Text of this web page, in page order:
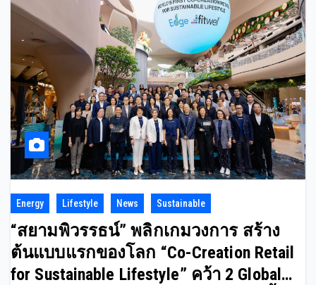
Energy Lifestyle News Sustainable
“สยามพิวรรธน์” พลิกเกมวงการ สร้าง
ต้นแบบแรกของโลก “Co-Creation Retail
for Sustainable Lifestyle” คว้า 2 Global